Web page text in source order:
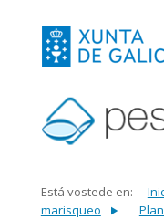
Está vostede en:
marisqueo